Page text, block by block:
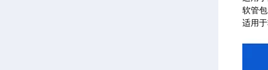
软管
适用